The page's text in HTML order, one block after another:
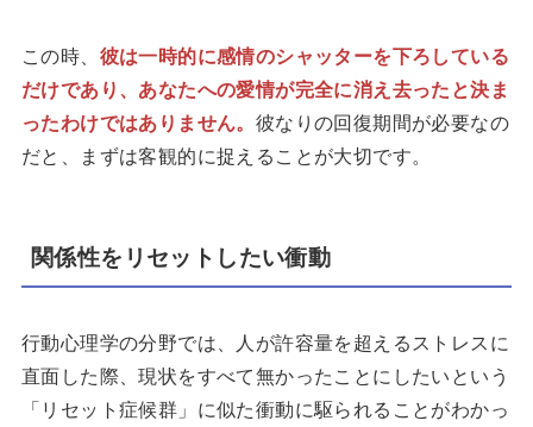
この時、 彼は一時的に感情のシャッターを下ろしている
だけであり、あなたへの愛情が完全に消え去ったと決ま
ったわけではありません。 彼なりの回復期間が必要なの
だと、まずは客観的に捉えることが大切です。
関係性をリセットしたい衝動
行動心理学の分野では、人が許容量を超えるストレスに
直面した際、現状をすべて無かったことにしたいという
「リセット症候群」に似た衝動に駆られることがわかっ